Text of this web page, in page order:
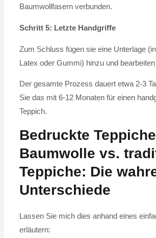
Baumwollfasern verbunden.
Schritt 5: Letzte Handgriffe
Zum Schluss fügen sie eine Unterlage
Latex oder Gummi) hinzu und
Der gesamte Prozess dauert etwa 2-3
Sie das mit 6-12 Monaten für einen
Teppich.
Bedruckte
Baumwolle vs.
Teppiche: Die
Unterschiede
Lassen Sie mich dies anhand eines
erläutern: